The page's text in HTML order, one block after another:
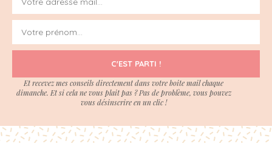
C'EST PARTI !
Et recevez mes conseils directement dans votre boite mail chaque
dimanche. Et si cela ne vous plait pas ? Pas de problème, vous pouvez
vous désinscrire en un clic !